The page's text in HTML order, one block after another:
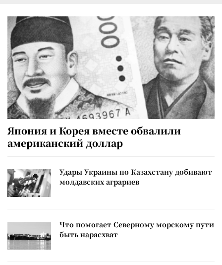
Япония и Корея вместе обвалили
американский доллар
Удары Украины по Казахстану добивают
молдавских аграриев
Что помогает Северному морскому пути
быть нарасхват